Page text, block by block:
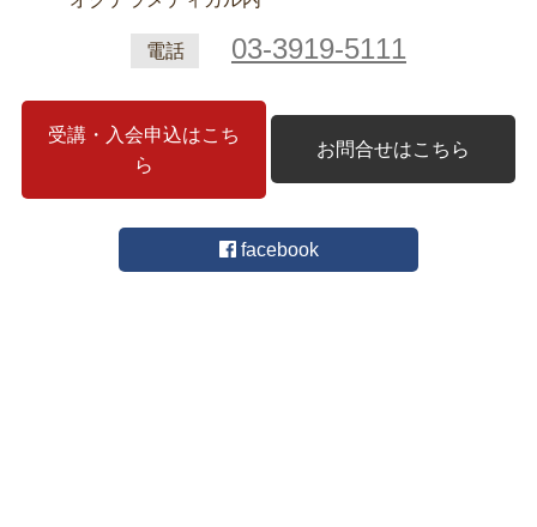
電話 03-3919-5111
受講・入会申込はこち
ら
お問合せはこちら
facebook